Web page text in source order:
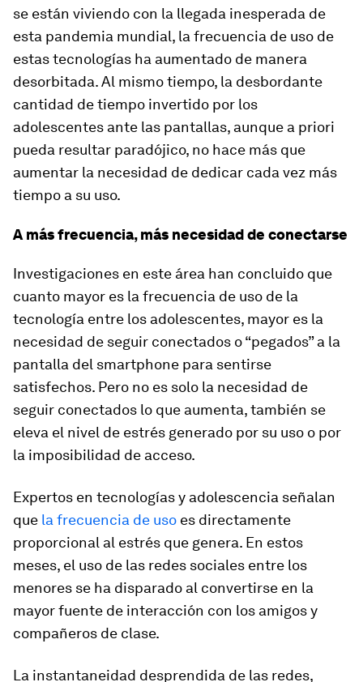
se están viviendo con la llegada inesperada de
esta pandemia mundial, la frecuencia de uso de
estas tecnologías ha aumentado de manera
desorbitada. Al mismo tiempo, la desbordante
cantidad de tiempo invertido por los
adolescentes ante las pantallas, aunque a priori
pueda resultar paradójico, no hace más que
aumentar la necesidad de dedicar cada vez más
tiempo a su uso.
A más frecuencia, más necesidad de conectarse
Investigaciones en este área han concluido que
cuanto mayor es la frecuencia de uso de la
tecnología entre los adolescentes, mayor es la
necesidad de seguir conectados o “pegados” a la
pantalla del smartphone para sentirse
satisfechos. Pero no es solo la necesidad de
seguir conectados lo que aumenta, también se
eleva el nivel de estrés generado por su uso o por
la imposibilidad de acceso.
Expertos en tecnologías y adolescencia señalan
que la frecuencia de uso es directamente
proporcional al estrés que genera. En estos
meses, el uso de las redes sociales entre los
menores se ha disparado al convertirse en la
mayor fuente de interacción con los amigos y
compañeros de clase.
La instantaneidad desprendida de las redes,